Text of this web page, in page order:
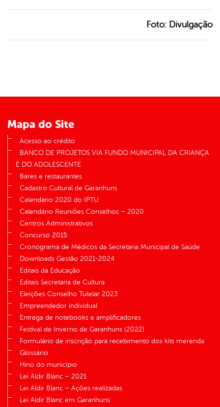
Foto: Divulgação
Mapa do Site
Acesso ao crédito
BANCO DE PROJETOS VIA FUNDO MUNICIPAL DA CRIANÇA
E DO ADOLESCENTE
Bares e restaurantes
Cadastro Cultural de Garanhuns
Calendário 2020 do IPTU
Calendário Reuniões Conselhos – 2020
Centros Administrativos
Concurso 2015
Cronograma de Médicos da Secretaria Municipal de Saúde
Downloads Gestão 2021-2024
Editais da Educação
Editais Secretaria de Cultura
Eleições Conselho Tutelar 2023
Empreendedor individual
Entrega de notebooks e amplificadores
Festival de Inverno de Garanhuns (2022)
Formulário de inscrição para recebimento dos kits merenda
Glossário
Hino do município
Lei Aldir Blanc – 2021
Lei Aldir Blanc – Ações realizadas
Lei Aldir Blanc em Garanhuns